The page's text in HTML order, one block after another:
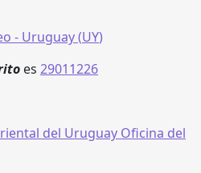
- Uruguay (UY)
es 29011226